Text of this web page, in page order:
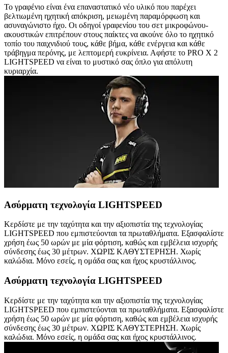
Το γραφένιο είναι ένα επαναστατικό νέο υλικό που παρέχει
βελτιωμένη ηχητική απόκριση, μειωμένη παραμόρφωση και
ασυναγώνιστο ήχο. Οι οδηγοί γραφενίου του σετ μικροφώνου-
ακουστικών επιτρέπουν στους παίκτες να ακούνε όλο το ηχητικό
τοπίο του παιχνιδιού τους, κάθε βήμα, κάθε ενέργεια και κάθε
τράβηγμα περόνης, με λεπτομερή ευκρίνεια. Αφήστε το PRO X 2
LIGHTSPEED να είναι το μυστικό σας όπλο για απόλυτη
κυριαρχία.
Ασύρματη τεχνολογία LIGHTSPEED
Κερδίστε με την ταχύτητα και την αξιοπιστία της τεχνολογίας
LIGHTSPEED που εμπιστεύονται τα πρωταθλήματα. Εξασφαλίστε
χρήση έως 50 ωρών με μία φόρτιση, καθώς και εμβέλεια ισχυρής
σύνδεσης έως 30 μέτρων. ΧΩΡΙΣ ΚΑΘΥΣΤΕΡΗΣΗ. Χωρίς
καλώδια. Μόνο εσείς, η ομάδα σας και ήχος κρυστάλλινος.
Ασύρματη τεχνολογία LIGHTSPEED
Κερδίστε με την ταχύτητα και την αξιοπιστία της τεχνολογίας
LIGHTSPEED που εμπιστεύονται τα πρωταθλήματα. Εξασφαλίστε
χρήση έως 50 ωρών με μία φόρτιση, καθώς και εμβέλεια ισχυρής
σύνδεσης έως 30 μέτρων. ΧΩΡΙΣ ΚΑΘΥΣΤΕΡΗΣΗ. Χωρίς
καλώδια. Μόνο εσείς, η ομάδα σας και ήχος κρυστάλλινος.